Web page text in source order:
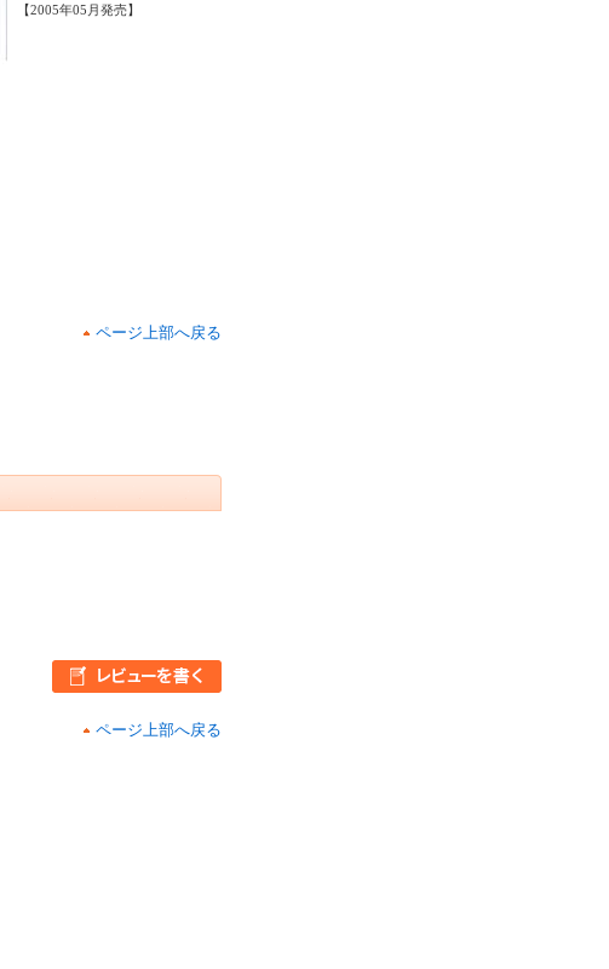
【2005年05月発売】
ページ上部へ戻る
ページ上部へ戻る